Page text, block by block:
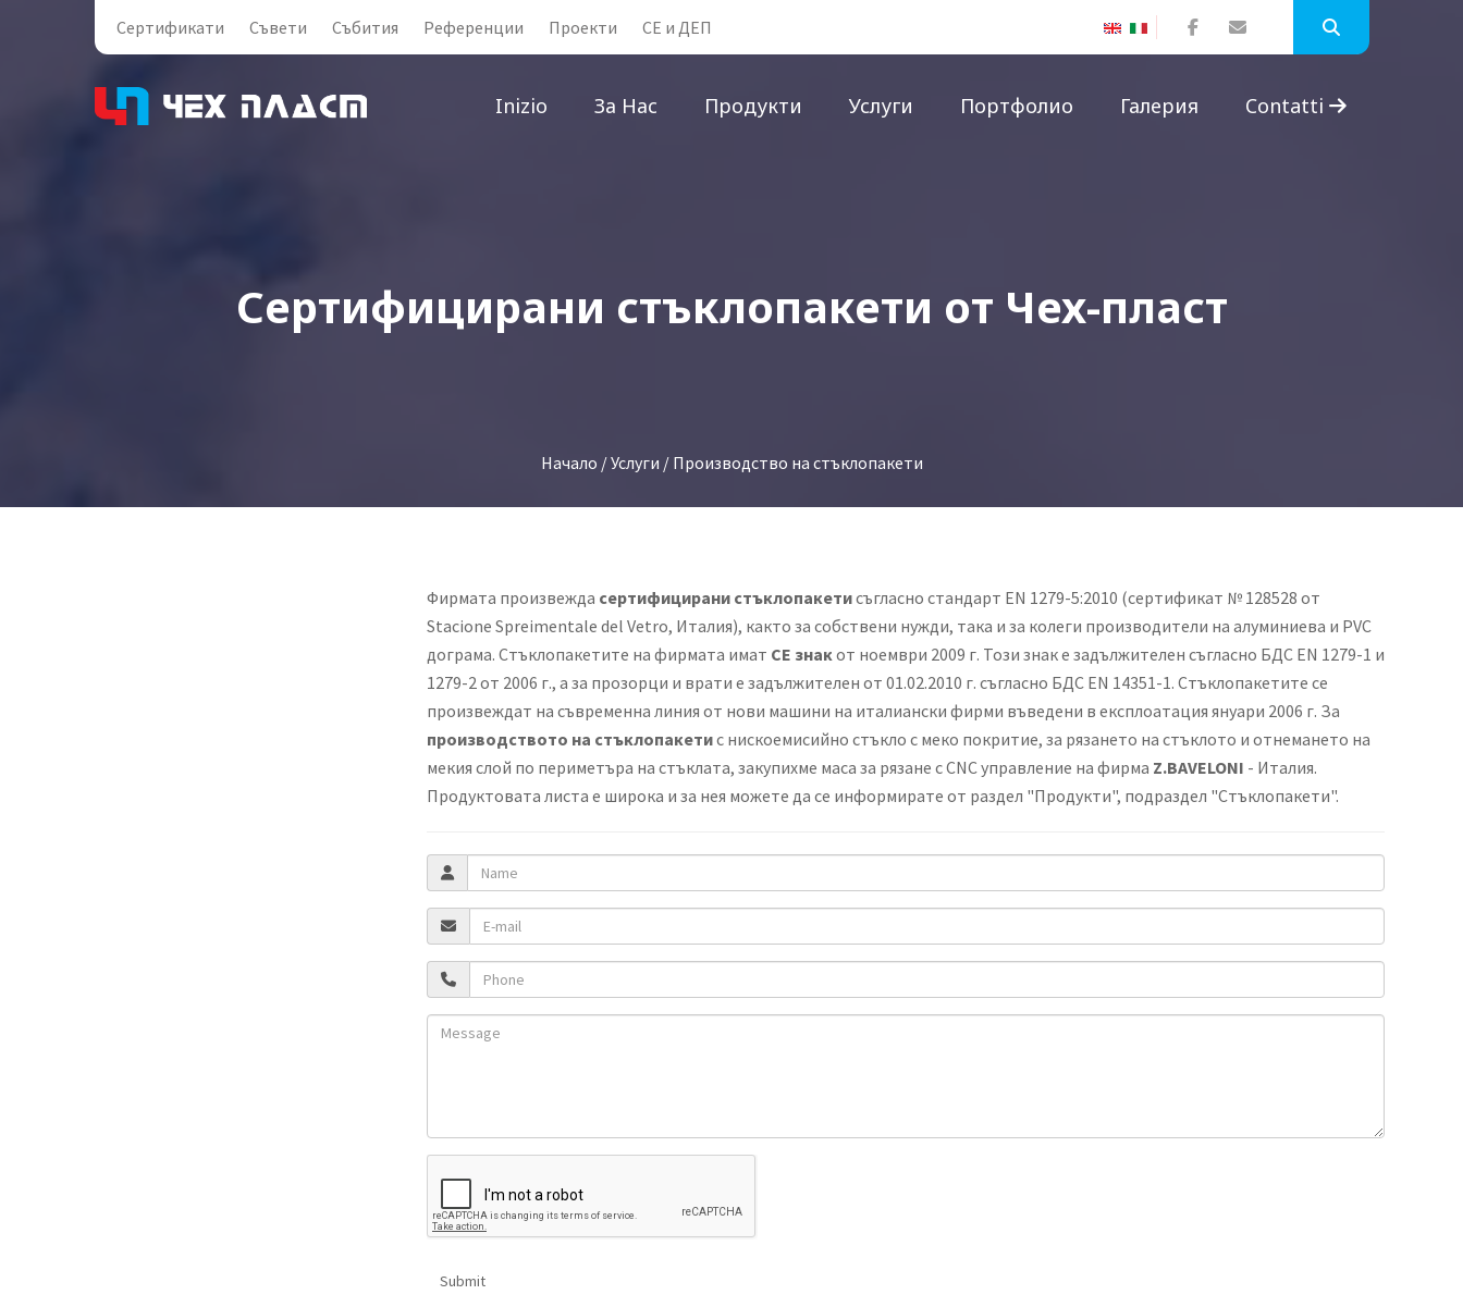
Сертификати Съвети Събития Референции Проекти CE и ДЕП
Inizio За Нас Продукти Услуги Портфолио Галерия Contatti
Сертифицирани стъклопакети от Чех-пласт
Начало /Услуги / Производство на стъклопакети
Фирмата произвежда сертифицирани стъклопакетисъгласно стандарт EN 1279-5:2010 (сертификат № 128528 от
Stacione Spreimentale del Vetro, Италия), както за собствени нужди, така и за колеги производители на алуминиева и PVC
дограма. Стъклопакетите на фирмата имат CE знакот ноември 2009 г. Този знак е задължителен съгласно БДС EN 1279-1 и
1279-2 от 2006 г., а за прозорци и врати е задължителен от 01.02.2010 г. съгласно БДС EN 14351-1. Стъклопакетите се
произвеждат на съвременна линия от нови машини на италиански фирми въведени в експлоатация януари 2006 г. За
производството на стъклопакетис нискоемисийно стъкло с меко покритие, за рязането на стъклото и отнемането на
мекия слой по периметъра на стъклата, закупихме маса за рязане с CNC управление на фирма Z.BAVELONI - Италия.
Продуктовата листа е широка и за нея можете да се информирате от раздел "Продукти", подраздел "Стъклопакети".